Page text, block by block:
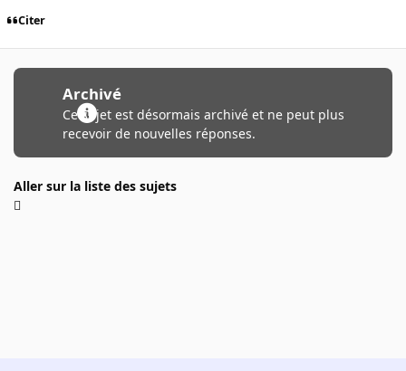
Citer
Archivé
Ce sujet est désormais archivé et ne peut plus
recevoir de nouvelles réponses.
Aller sur la liste des sujets